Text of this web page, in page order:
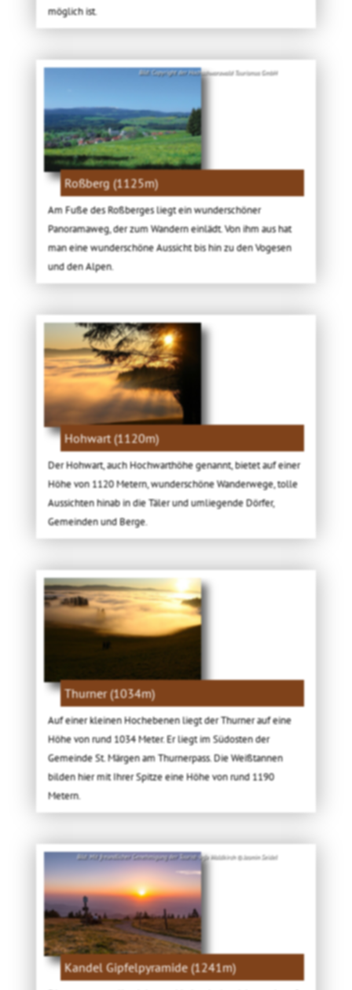
möglich ist.
Bild: Copyright der Hochschwarzwald Tourismus GmbH
Roßberg (1125m)
Am Fuße des Roßberges liegt ein wunderschöner
Panoramaweg, der zum Wandern einlädt. Von ihm aus hat
man eine wunderschöne Aussicht bis hin zu den Vogesen
und den Alpen.
Hohwart (1120m)
Der Hohwart, auch Hochwarthöhe genannt, bietet auf einer
Höhe von 1120 Metern, wunderschöne Wanderwege, tolle
Aussichten hinab in die Täler und umliegende Dörfer,
Gemeinden und Berge.
Thurner (1034m)
Auf einer kleinen Hochebenen liegt der Thurner auf eine
Höhe von rund 1034 Meter. Er liegt im Südosten der
Gemeinde St. Märgen am Thurnerpass. Die Weißtannen
bilden hier mit Ihrer Spitze eine Höhe von rund 1190
Metern.
Bild: Mit freundlicher Genehmigung der Tourist-Info Waldkirch © Jasmin Seidel
Kandel Gipfelpyramide (1241m)